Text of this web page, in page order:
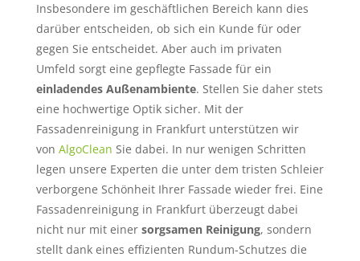
Insbesondere im geschäftlichen Bereich kann dies
darüber entscheiden, ob sich ein Kunde für oder
gegen Sie entscheidet. Aber auch im privaten
Umfeld sorgt eine gepflegte Fassade für ein
einladendes Außenambiente. Stellen Sie daher stets
eine hochwertige Optik sicher. Mit der
Fassadenreinigung in Frankfurt unterstützen wir
von AlgoClean Sie dabei. In nur wenigen Schritten
legen unsere Experten die unter dem tristen Schleier
verborgene Schönheit Ihrer Fassade wieder frei. Eine
Fassadenreinigung in Frankfurt überzeugt dabei
nicht nur mit einer sorgsamen Reinigung, sondern
stellt dank eines effizienten Rundum-Schutzes die